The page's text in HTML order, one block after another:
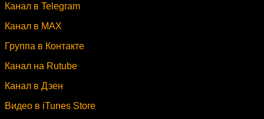
Канал в Telegram
Канал в MAX
Группа в Контакте
Канал на Rutube
Канал в Дзен
Видео в iTunes Store